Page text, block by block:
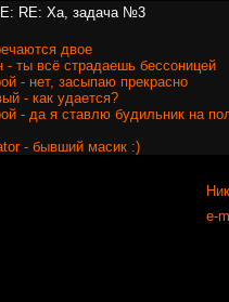
RE: Ха, задача №3
двое
- ты всё страдаешь бессоницей
- нет, засыпаю прекрасно
- как удается?
- да я ставлю будильник на
- бывший масик :)
e-